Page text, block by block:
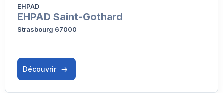
EHPAD
EHPAD Saint-Gothard
Strasbourg 67000
Découvrir